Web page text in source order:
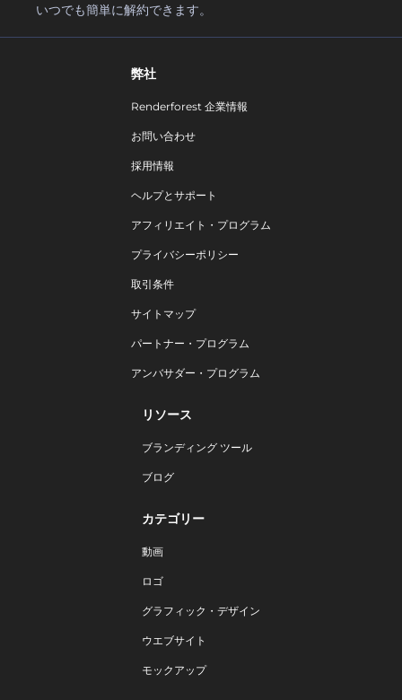
いつでも簡単に解約できます。
弊社
Renderforest 企業情報
お問い合わせ
採用情報
ヘルプとサポート
アフィリエイト・プログラム
プライバシーポリシー
取引条件
サイトマップ
パートナー・プログラム
アンバサダー・プログラム
リソース
ブランディング ツール
ブログ
カテゴリー
動画
ロゴ
グラフィック・デザイン
ウエブサイト
モックアップ